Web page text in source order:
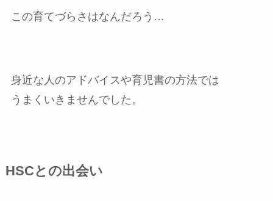
この育てづらさはなんだろう…
身近な人のアドバイスや育児書の方法では
うまくいきませんでした。
HSCとの出会い